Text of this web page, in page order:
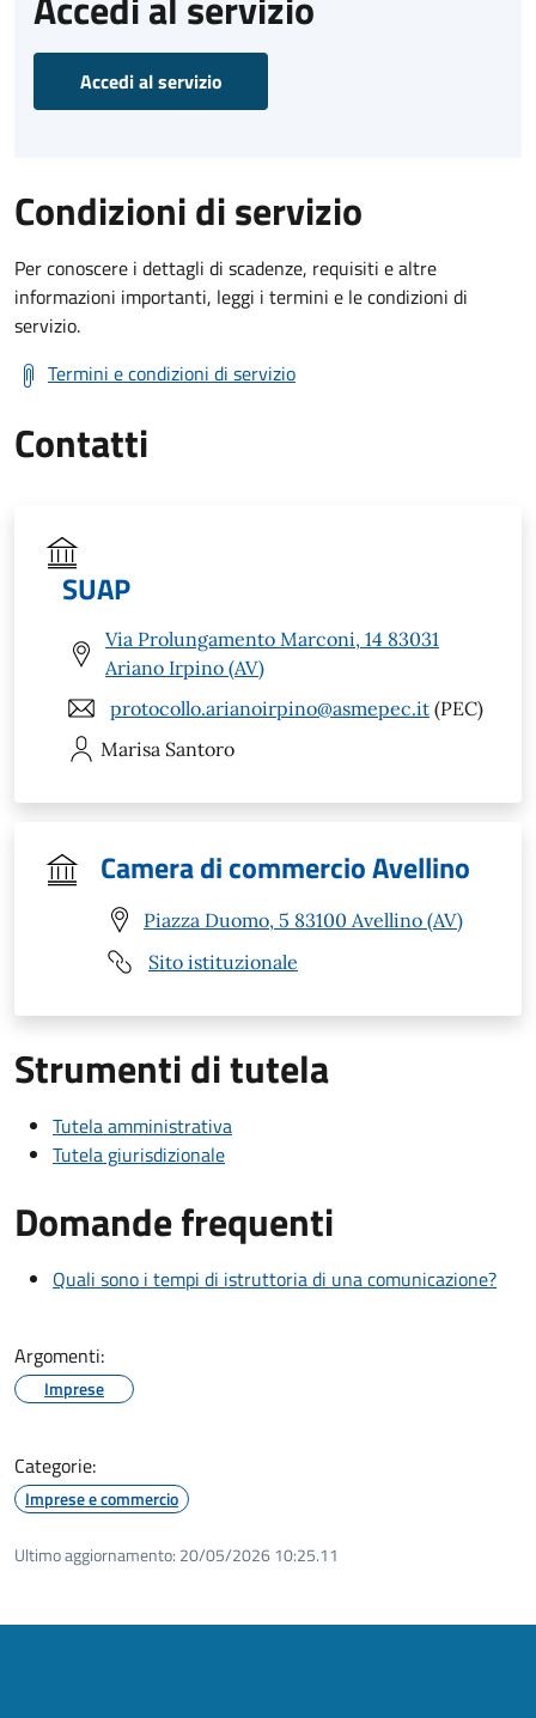
Accedi al servizio
Condizioni di servizio
Per conoscere i dettagli di scadenze, requisiti e altre
informazioni importanti, leggi i termini e le condizioni di
servizio.
Termini e condizioni di servizio
Contatti
SUAP
Via Prolungamento Marconi, 14 83031
Ariano Irpino (AV)
protocollo.arianoirpino@asmepec.it (PEC)
Marisa Santoro
Camera di commercio Avellino
Piazza Duomo, 5 83100 Avellino (AV)
Sito istituzionale
Strumenti di tutela
Tutela amministrativa
Tutela giurisdizionale
Domande frequenti
Quali sono i tempi di istruttoria di una comunicazione?
Argomenti:
Imprese
Categorie:
Imprese e commercio
Ultimo aggiornamento: 20/05/2026 10:25.11